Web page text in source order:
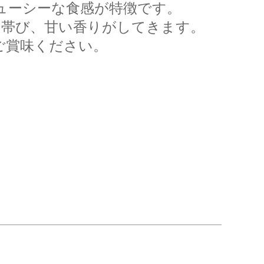
シーな食感が特徴です。
び、甘い香りがしてきます。
味ください。